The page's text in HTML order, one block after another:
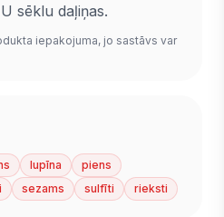
sēklu daļiņas.
iepakojuma, jo sastāvs var
lupīna
piens
sezams sulfīti rieksti